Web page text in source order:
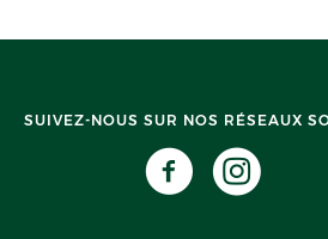
SUIVEZ-NOUS SUR NOS RÉSEAUX